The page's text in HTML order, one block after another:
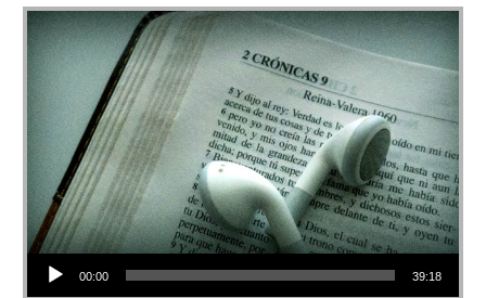
Audio Player
00:00 39:18